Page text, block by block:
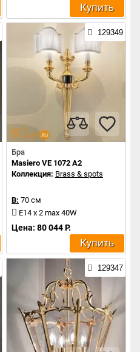
Купить
129349
Бра
Masiero VE 1072 A2
Коллекция: Brass & spots
В: 70 см
E14 x 2 max 40W
Цена: 80 044 Р.
Купить
129347